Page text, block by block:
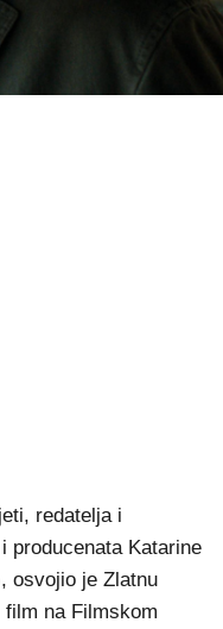
redatelja i
producenata Katarine
osvojio je Zlatnu
na Filmskom